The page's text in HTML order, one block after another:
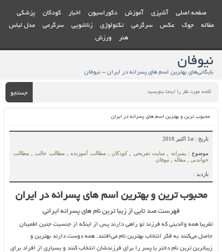
صفحه اصلی آشپزی آموزش دکوراسیون اخبار کودکان
پزشکی
مقاله
جوک عکس سرگرمی تکنولوژی زناشویی سرگرمی
مدل لباس
هنر
ورزش
نیوفان
بایگانی‌های بهترین اسم های پسرانه در ایران - نیوفان
جستجو
محبوب ترین و بهترین اسم های پسرانه در ایران
تاریخ : 1st اکتبر 2018
موضوع : پسرانه سایت تفریحی ,کودکان, مطالب آموزنده, مطالب جالب, مطالب
خواندنی, مقاله, نیوفان
بازدید :
محبوب ترین و بهترین اسم های پسرانه در ایران
فهرست صد تایی از زیبا ترین نام های پسرانه ایرانی
تقریبا همه والدینی که فرزند تو راهی دارند پس از اینکه از جنسیت جنین اطمینان
حاصل می‌کنند به فکر انتخاب بهترین نام می‌افتند. همه دوست دارند بهترین و
زیباترین ترین نام دختر یا پسر را برای فرزندشان انتخاب کنند و بسیاری از افراد برای